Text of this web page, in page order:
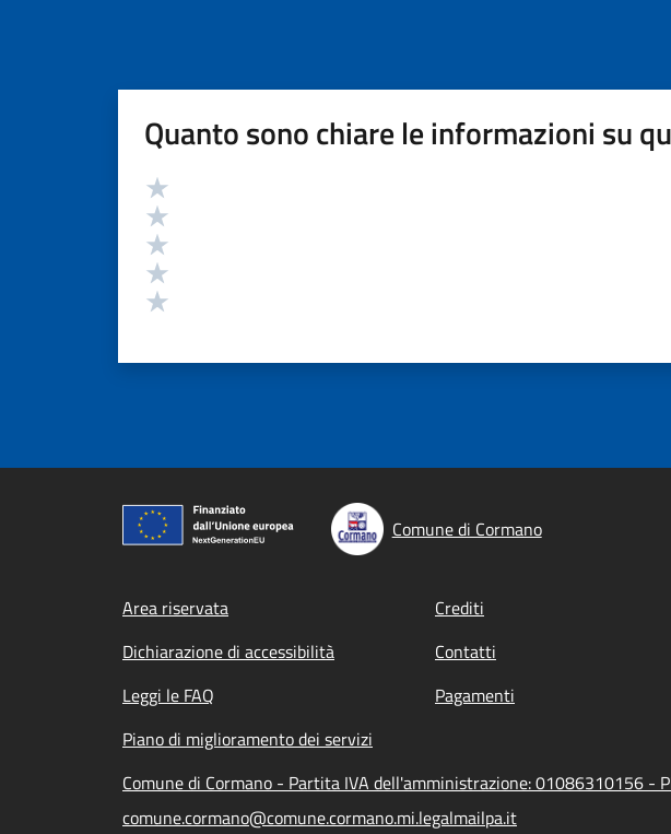
Quanto sono chiare le informazioni su
Valutazione
Comune di Cormano
Footer menu
Area riservata Crediti
Dichiarazione di accessibilità
Contatti
Leggi le FAQ
Pagamenti
Piano di miglioramento dei servizi
Comune di Cormano - Partita IVA dell'amministrazione: 01086310156 -
comune.cormano@comune.cormano.mi.legalmailpa.it